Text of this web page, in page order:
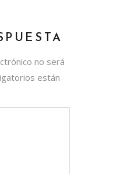
no será
están